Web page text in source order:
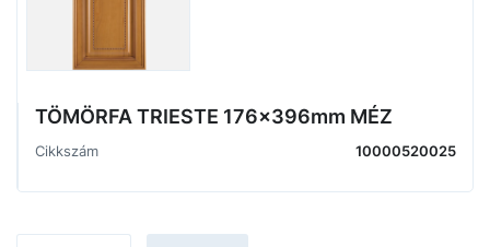
TÖMÖRFA TRIESTE 176x396mm MÉZ
Cikkszám 10000520025